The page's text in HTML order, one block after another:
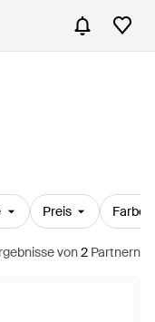
Preis Farbe
von2 Partnern